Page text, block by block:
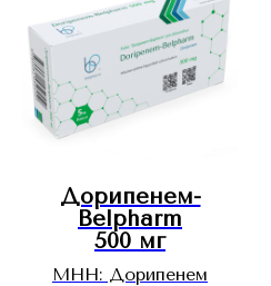
Дорипенем-
Belpharm
500 мг
МНН: Дорипенем